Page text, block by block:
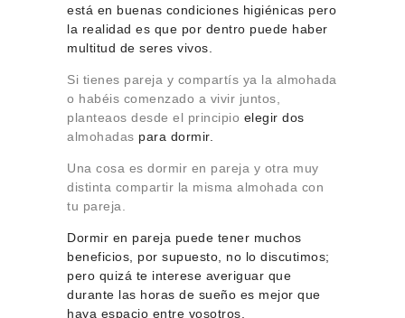
está en buenas condiciones higiénicas pero
la realidad es que por dentro puede haber
multitud de seres vivos.
Si tienes pareja y compartís ya la almohada
o habéis comenzado a vivir juntos,
planteaos desde el principio elegir dos
almohadas para dormir.
Una cosa es dormir en pareja y otra muy
distinta compartir la misma almohada con
tu pareja.
Dormir en pareja puede tener muchos
beneficios, por supuesto, no lo discutimos;
pero quizá te interese averiguar que
durante las horas de sueño es mejor que
haya espacio entre vosotros.